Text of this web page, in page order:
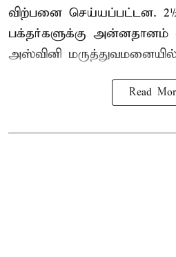
விற்பனை செய்யப்பட்டன.
பக்தர்களுக்கு அன்னதானம்
அஸ்வினி
Read